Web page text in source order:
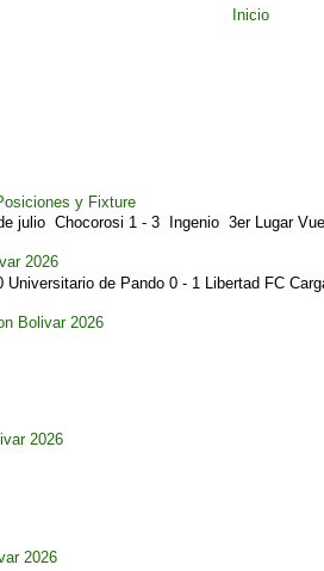
Inicio
y Fixture
julio Chocorosi 1 - 3 Ingenio 3er Lugar
2026
de Pando 0 - 1 Libertad FC
Bolivar 2026
2026
2026